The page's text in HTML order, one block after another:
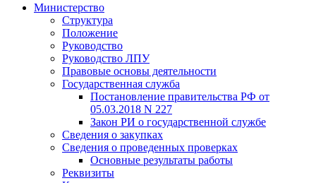
Министерство
Структура
Положение
Руководство
Руководство ЛПУ
Правовые основы деятельности
Государственная служба
Постановление правительства РФ от
05.03.2018 N 227
Закон РИ о государственной службе
Сведения о закупках
Сведения о проведенных проверках
Основные результаты работы
Реквизиты